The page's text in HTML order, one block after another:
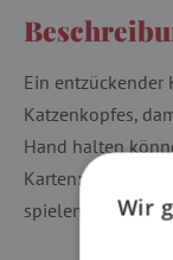
Ein entzückender
Katzenkopfes,
Hand halten
Karten: Die
spielen!
Wir